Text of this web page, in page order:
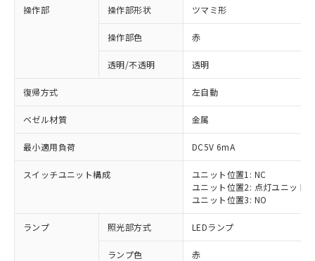
操作部 操作部形状 ツマミ形
操作部色 赤
透明/不透明 透明
復帰方式 左自動
ベゼル材質 金属
最小適用負荷 DC5V 6mA
スイッチユニット構成
ユニット位置1: NC
ユニット位置2: 点灯ユニット
ユニット位置3: NO
ランプ 照光部方式 LEDランプ
ランプ色 赤